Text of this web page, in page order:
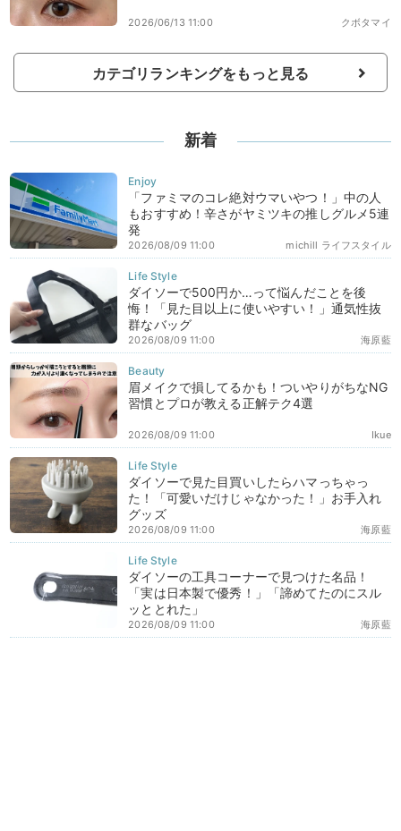
クボタマイ
2026/06/13 11:00
カテゴリランキングをもっと見る
新着
「ファミマのコレ絶対ウマいやつ！」中の人
もおすすめ！辛さがヤミツキの推しグルメ5連
発
michill ライフスタイル
2026/08/09 11:00
ダイソーで500円か…って悩んだことを後
悔！「見た目以上に使いやすい！」通気性抜
群なバッグ
海原藍
2026/08/09 11:00
眉メイクで損してるかも！ついやりがちなNG
習慣とプロが教える正解テク4選
Ikue
2026/08/09 11:00
ダイソーで見た目買いしたらハマっちゃっ
た！「可愛いだけじゃなかった！」お手入れ
グッズ
海原藍
2026/08/09 11:00
ダイソーの工具コーナーで見つけた名品！
「実は日本製で優秀！」「諦めてたのにスル
ッととれた」
海原藍
2026/08/09 11:00